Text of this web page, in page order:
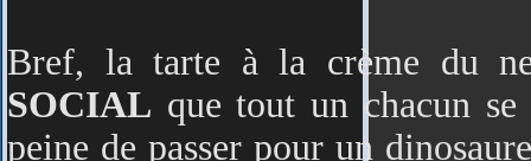
Bref, la tarte à la crème du
SOCIAL que tout un chacun
peine de passer pour un